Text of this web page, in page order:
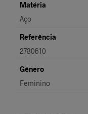
Matéria
Aço
Referência
2780610
Género
Feminino